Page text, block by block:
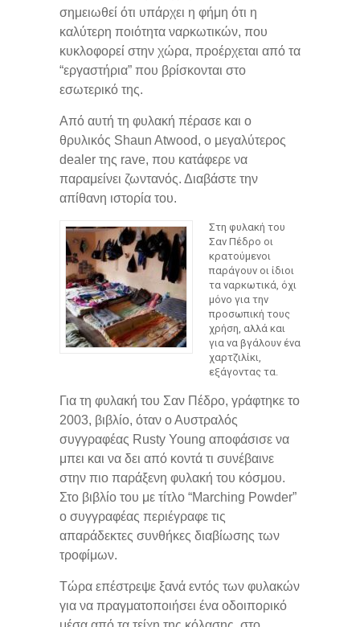
σημειωθεί ότι υπάρχει η φήμη ότι η
καλύτερη ποιότητα ναρκωτικών, που
κυκλοφορεί στην χώρα, προέρχεται από τα
“εργαστήρια” που βρίσκονται στο
εσωτερικό της.
Από αυτή τη φυλακή πέρασε και ο
θρυλικός Shaun Atwood, ο μεγαλύτερος
dealer της rave, που κατάφερε να
παραμείνει ζωντανός. Διαβάστε την
απίθανη ιστορία του.
Στη φυλακή του
Σαν Πέδρο οι
κρατούμενοι
παράγουν οι ίδιοι
τα ναρκωτικά, όχι
μόνο για την
προσωπική τους
χρήση, αλλά και
για να βγάλουν ένα
χαρτζιλίκι,
εξάγοντας τα.
Για τη φυλακή του Σαν Πέδρο, γράφτηκε το
2003, βιβλίο, όταν ο Αυστραλός
συγγραφέας Rusty Young αποφάσισε να
μπει και να δει από κοντά τι συνέβαινε
στην πιο παράξενη φυλακή του κόσμου.
Στο βιβλίο του με τίτλο “Marching Powder”
ο συγγραφέας περιέγραφε τις
απαράδεκτες συνθήκες διαβίωσης των
τροφίμων.
Τώρα επέστρεψε ξανά εντός των φυλακών
για να πραγματοποιήσει ένα οδοιπορικό